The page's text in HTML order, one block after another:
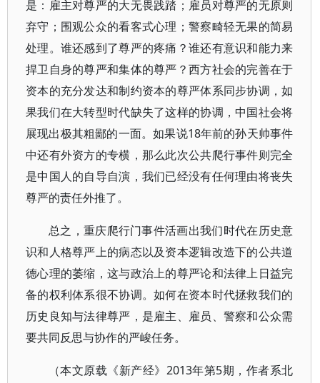
是：雇主对尊严的大无畏践踏；雇员对尊严的无原则
弃守；围观公众的看客式心理；警察畸轻无果的简易
处理。谁还感到了尊严的疼痛？谁还有意识和能力来
捍卫自身的尊严和集体的尊严？西方社会的完善在于
资本的充分发达和制约资本的尊严体系同步协调，如
果我们在大转型时代缺失了这样的协调，中国社会将
展现出极其粗鄙的一面。如果说18年前的孙天帅事件
中还有外资方的专横，那么此次公共爬行事件则完全
是中国人的自导自演，我们已经没有任何理由将丧失
尊严的责任外推了。
总之，重庆爬行门事件活画出我们时代在历史意
识和人格尊严上的病态以及资本逻辑改造下的公共道
德心理的萎缩，这与政治上的尊严论和法律上日益完
备的权利体系很不协调。如何在资本时代拯救我们的
历史良知与法律尊严，是雇主、雇员、警察和公众需
要共同反思与协作的严峻任务。
（本文原载《新产经》2013年第5期，作者系北